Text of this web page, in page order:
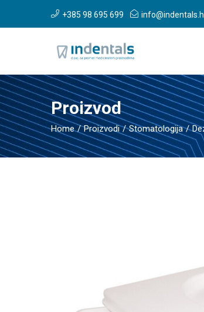
+385 98 695 699
Proizvod
Home Proizvodi Stomatologija